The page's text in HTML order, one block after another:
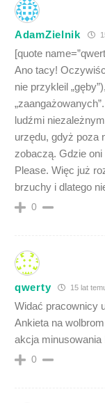
AdamZielnik
[quote
Ano tacy!
nie przykleil
ludźmi
urzędu, gdyż poza
zobaczą. Gdzie
Please. Więc już
brzuchy i dlatego
0
qwerty 15 lat
Widać pracownicy
Ankieta na
akcja minusowania
0